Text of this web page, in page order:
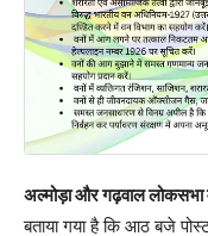
अल्मोड़ा और गढ़वाल
बताया गया है कि आठ बजे